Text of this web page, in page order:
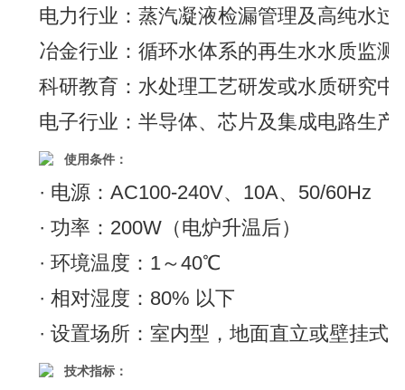
电力行业：蒸汽凝液检漏管理及高纯水过
冶金行业：循环水体系的再生水水质监测
科研教育：水处理工艺研发或水质研究中
电子行业：半导体、芯片及集成电路生
使用条件：
· 电源：AC100-240V、10A、50/60Hz
· 功率：200W（电炉升温后）
· 环境温度：1～40℃
· 相对湿度：80% 以下
· 设置场所：室内型，地面直立或壁挂式
技术指标：